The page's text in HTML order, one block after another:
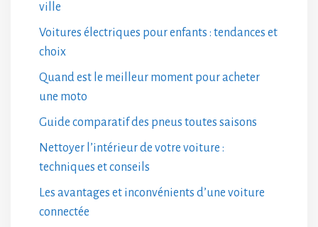
ville
Voitures électriques pour enfants : tendances et
choix
Quand est le meilleur moment pour acheter
une moto
Guide comparatif des pneus toutes saisons
Nettoyer l’intérieur de votre voiture :
techniques et conseils
Les avantages et inconvénients d’une voiture
connectée